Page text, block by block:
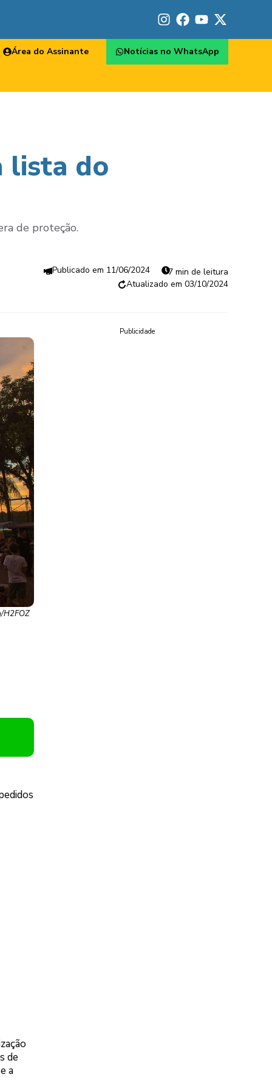
Área do Assinante Notícias no WhatsApp
lista do
de proteção.
11/06/2024
7 min de leitura
03/10/2024
H2FOZ
de
a
Publicidade